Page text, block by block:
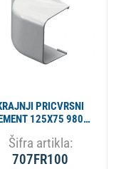
PRICVRSNI
125X75 9803-
Šifra artikla:
707FR100